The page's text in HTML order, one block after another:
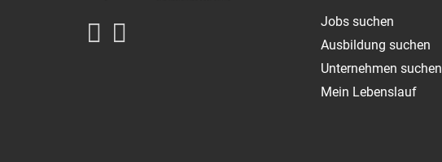
Jobs suchen
Ausbildung suchen
Unternehmen suchen
Mein Lebenslauf